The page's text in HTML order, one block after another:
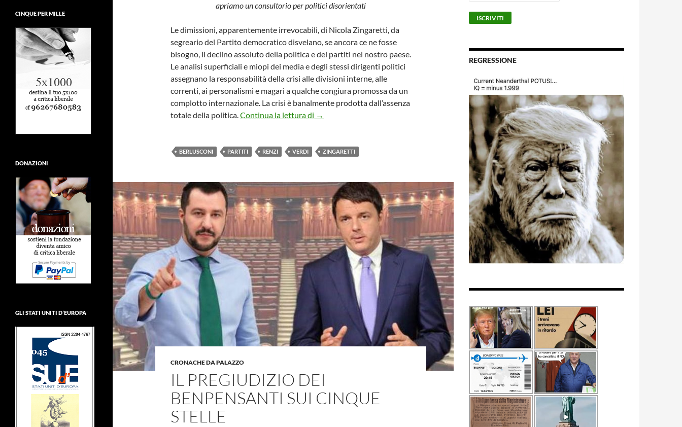
apriamo un consultorio per politici disorientati
Le dimissioni, apparentemente irrevocabili, di Nicola Zingaretti, da
segreario del Partito democratico disvelano, se ancora ce ne fosse
bisogno, il declino assoluto della politica e dei partiti nel nostro paese.
Le analisi superficiali e miopi dei media e degli stessi dirigenti politici
assegnano la responsabilità della crisi alle divisioni interne, alle
correnti, ai personalismi e magari a qualche congiura promossa da un
complotto internazionale. La crisi è banalmente prodotta dall’assenza
totale della politica.Continua la lettura di La crisi dei partiti la crisi del paese
→
BERLUSCONI PARTITI RENZI VERDI ZINGARETTI
CRONACHE DA PALAZZO
IL PREGIUDIZIO DEI
BENPENSANTI SUI CINQUE
STELLE
REGRESSIONE
CINQUE PER MILLE
DONAZIONI
GLI STATI UNITI D’EUROPA